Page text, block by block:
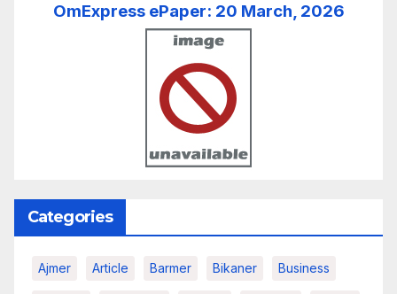
OmExpress ePaper: 20 March, 2026
Categories
Ajmer Article Barmer Bikaner Business